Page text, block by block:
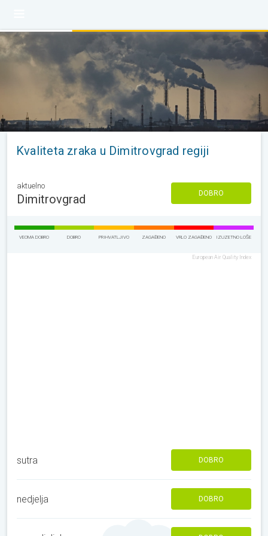
Kvaliteta zraka u Dimitrovgrad regiji
aktuelno
Dimitrovgrad DOBRO
VEOMA DOBRO DOBRO PRIHVATLJIVO ZAGAĐENO VRLO ZAGAĐENO IZUZETNO LOŠE
European Air Quality Index
sutra DOBRO
nedjelja DOBRO